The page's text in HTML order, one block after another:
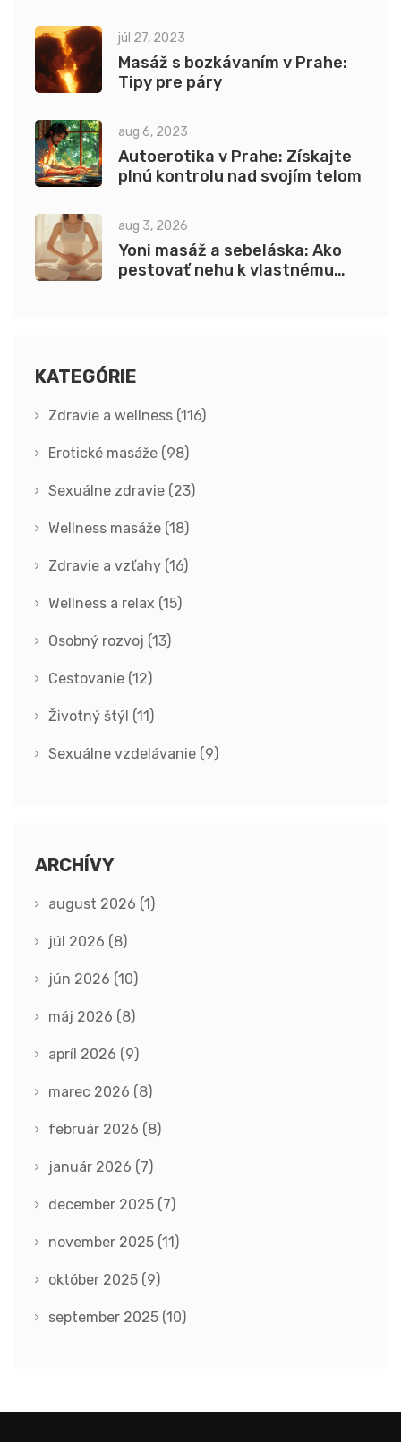
júl 27, 2023
Masáž s bozkávaním v Prahe:
Tipy pre páry
aug 6, 2023
Autoerotika v Prahe: Získajte
plnú kontrolu nad svojím telom
aug 3, 2026
Yoni masáž a sebeláska: Ako
pestovať nehu k vlastnému
KATEGÓRIE
Zdravie a wellness (116)
Erotické masáže (98)
Sexuálne zdravie (23)
Wellness masáže (18)
Zdravie a vzťahy (16)
Wellness a relax (15)
Osobný rozvoj (13)
Cestovanie (12)
Životný štýl (11)
Sexuálne vzdelávanie (9)
ARCHÍVY
august 2026 (1)
júl 2026 (8)
jún 2026 (10)
máj 2026 (8)
apríl 2026 (9)
marec 2026 (8)
február 2026 (8)
január 2026 (7)
december 2025 (7)
november 2025 (11)
október 2025 (9)
september 2025 (10)